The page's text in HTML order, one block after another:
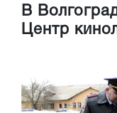
В
Центр